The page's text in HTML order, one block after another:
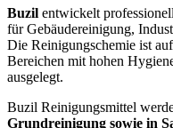
Buzil entwickelt
für Gebäudereinigung,
Die Reinigungschemie ist
Bereichen mit hohen
ausgelegt.
Buzil Reinigungsmittel
Grundreinigung sowie in